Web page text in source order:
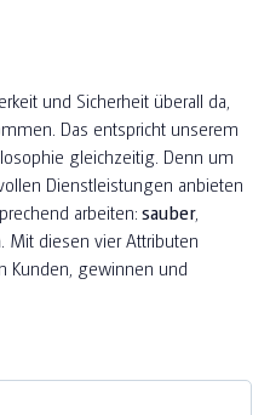
und Sicherheit überall da,
Das entspricht unserem
gleichzeitig. Denn um
Dienstleistungen anbieten
arbeiten:sauber,
. Mit diesen vier Attributen
Kunden, gewinnen und